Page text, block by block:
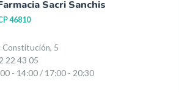
Sacri Sanchis
46810
Constitución, 5
22 43 05
- 14:00 / 17:00 - 20:30